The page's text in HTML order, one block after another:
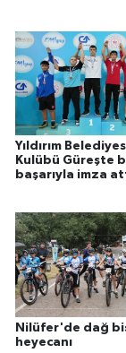
Yıldırım
Kulübü Güreşte
başarıyla imza
Nilüfer'de dağ
heyecanı